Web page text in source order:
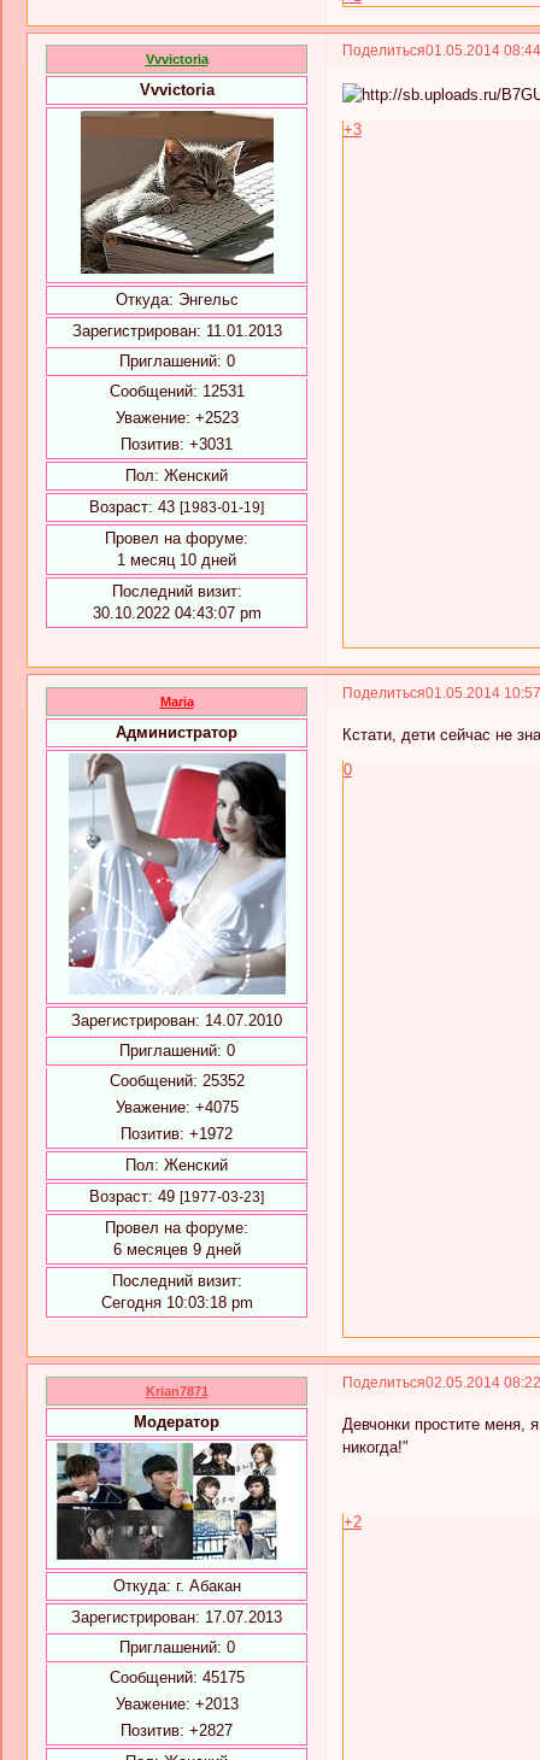
Поделиться01.05.2014
Vvvictoria
Vvvictoria
Откуда: Энгельс
Зарегистрирован: 11.01.2013
Приглашений: 0
Сообщений: 12531
Уважение: +2523
Позитив: +3031
Пол: Женский
Возраст: 43 [1983-01-19]
Провел на форуме:
1 месяц 10 дней
Последний визит:
30.10.2022 04:43:07 pm
+3
Поделиться01.05.2014
Maria
Администратор
Зарегистрирован: 14.07.2010
Приглашений: 0
Сообщений: 25352
Уважение: +4075
Позитив: +1972
Пол: Женский
Возраст: 49 [1977-03-23]
Провел на форуме:
6 месяцев 9 дней
Последний визит:
Сегодня 10:03:18 pm
Кстати, дети сейчас не
0
Поделиться02.05.2014
Krian7871
Модератор
Откуда: г. Абакан
Зарегистрирован: 17.07.2013
Приглашений: 0
Сообщений: 45175
Уважение: +2013
Позитив: +2827
Девчонки простите меня,
никогда!"
+2